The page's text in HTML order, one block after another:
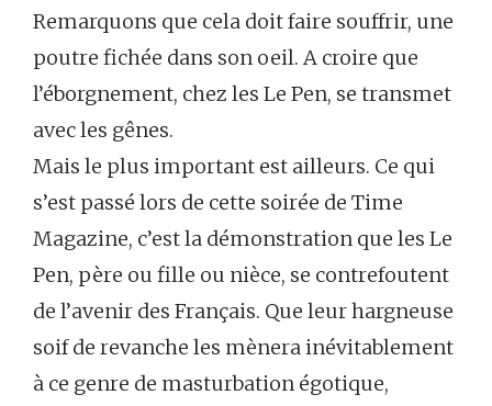
Remarquons que cela doit faire souffrir, une
poutre fichée dans son oeil. A croire que
l’éborgnement, chez les Le Pen, se transmet
avec les gênes.
Mais le plus important est ailleurs. Ce qui
s’est passé lors de cette soirée de Time
Magazine, c’est la démonstration que les Le
Pen, père ou fille ou nièce, se contrefoutent
de l’avenir des Français. Que leur hargneuse
soif de revanche les mènera inévitablement
à ce genre de masturbation égotique,